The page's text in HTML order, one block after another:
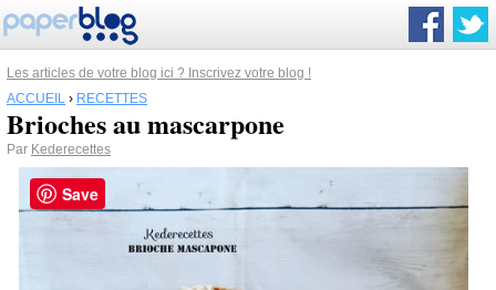
Les articles de votre blog ici ? Inscrivez votre blog !
ACCUEIL › RECETTES
Brioches au mascarpone
Par Kederecettes
Save